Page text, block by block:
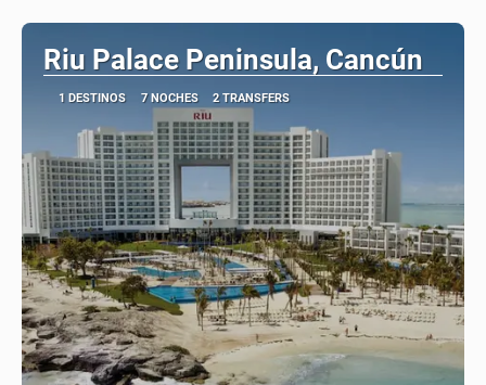
Riu Palace Peninsula, Cancún
1 DESTINOS 7 NOCHES 2 TRANSFERS